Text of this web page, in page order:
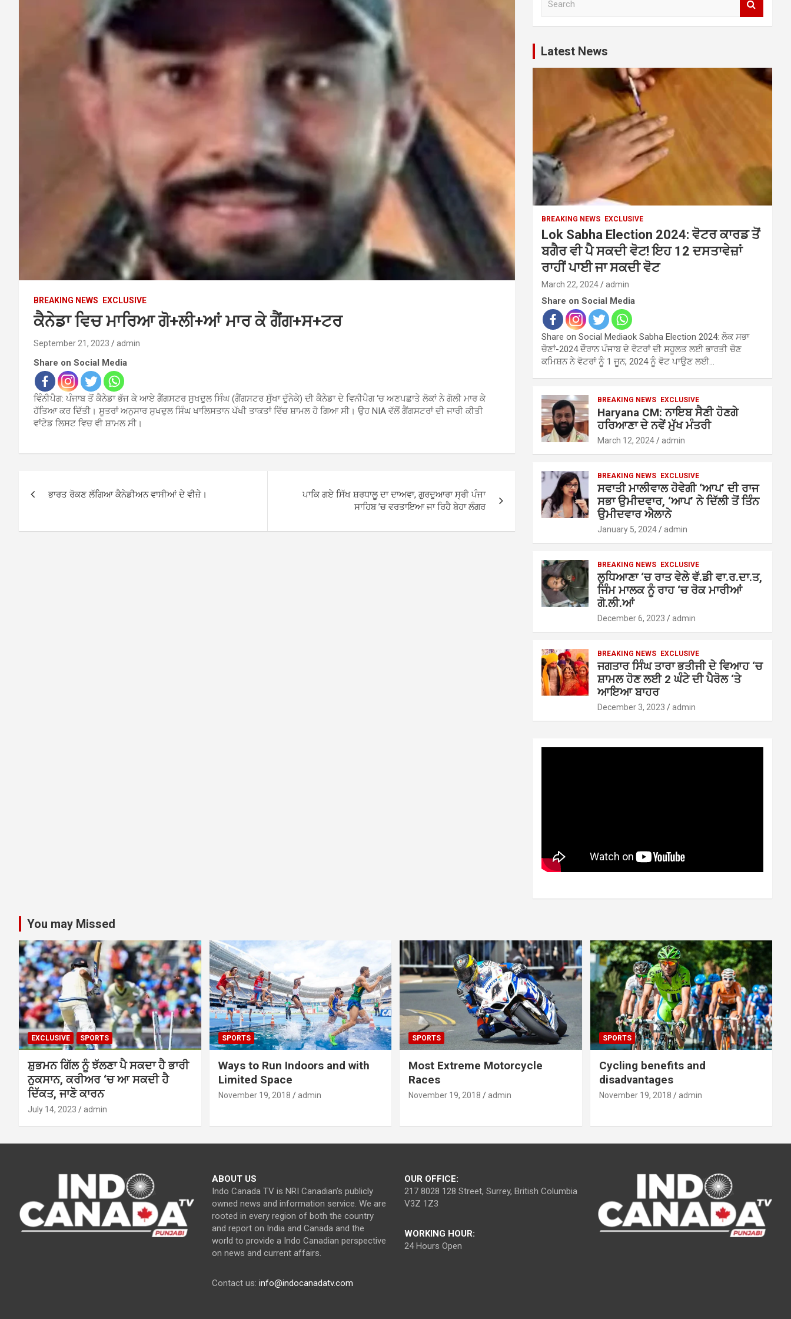
BREAKING NEWS EXCLUSIVE
ਕੈਨੇਡਾ ਵਿਚ ਮਾਰਿਆ ਗੋ+ਲੀ+ਆਂ ਮਾਰ ਕੇ ਗੈਂਗ+ਸ+ਟਰ
September 21, 2023 admin
Share on Social Media
ਵਿੰਨੀਪੈਗ: ਪੰਜਾਬ ਤੋਂ ਕੈਨੇਡਾ ਭੱਜ ਕੇ ਆਏ ਗੈਂਗਸਟਰ ਸੁਖਦੁਲ ਸਿੰਘ (ਗੈਂਗਸਟਰ ਸੁੱਖਾ ਦੁੱਨੇਕੇ) ਦੀ ਕੈਨੇਡਾ ਦੇ ਵਿਨੀਪੈਗ ‘ਚ ਅਣਪਛਾਤੇ ਲੋਕਾਂ ਨੇ ਗੋਲੀ ਮਾਰ ਕੇ
ਹੱਤਿਆ ਕਰ ਦਿੱਤੀ। ਸੂਤਰਾਂ ਅਨੁਸਾਰ ਸੁਖਦੁਲ ਸਿੰਘ ਖਾਲਿਸਤਾਨ ਪੱਖੀ ਤਾਕਤਾਂ ਵਿੱਚ ਸ਼ਾਮਲ ਹੋ ਗਿਆ ਸੀ। ਉਹ NIA ਵੱਲੋਂ ਗੈਂਗਸਟਰਾਂ ਦੀ ਜਾਰੀ ਕੀਤੀ
ਵਾਂਟੇਡ ਲਿਸਟ ਵਿਚ ਵੀ ਸ਼ਾਮਲ ਸੀ।
ਭਾਰਤ ਰੋਕਣ ਲੱਗਿਆ ਕੈਨੇਡੀਅਨ ਵਾਸੀਆਂ ਦੇ ਵੀਜ਼ੇ।
ਪਾਕਿ ਗਏ ਸਿੱਖ ਸ਼ਰਧਾਲੂ ਦਾ ਦਾਅਵਾ, ਗੁਰਦੁਆਰਾ ਸ੍ਰੀ ਪੰਜਾ
ਸਾਹਿਬ ’ਚ ਵਰਤਾਇਆ ਜਾ ਰਿਹੈ ਬੇਹਾ ਲੰਗਰ
c
h
Latest News
BREAKING NEWS EXCLUSIVE
Lok Sabha Election 2024: ਵੋਟਰ ਕਾਰਡ ਤੋਂ
ਬਗੈਰ ਵੀ ਪੈ ਸਕਦੀ ਵੋਟ! ਇਹ 12 ਦਸਤਾਵੇਜ਼ਾਂ
ਰਾਹੀਂ ਪਾਈ ਜਾ ਸਕਦੀ ਵੋਟ
March 22, 2024 admin
Share on Social Media
Share on Social Mediaok Sabha Election 2024: ਲੋਕ ਸਭਾ
ਚੋਣਾਂ-2024 ਦੌਰਾਨ ਪੰਜਾਬ ਦੇ ਵੋਟਰਾਂ ਦੀ ਸਹੂਲਤ ਲਈ ਭਾਰਤੀ ਚੋਣ
ਕਮਿਸ਼ਨ ਨੇ ਵੋਟਰਾਂ ਨੂੰ 1 ਜੂਨ, 2024 ਨੂੰ ਵੋਟ ਪਾਉਣ ਲਈ…
BREAKING NEWS EXCLUSIVE
Haryana CM: ਨਾਇਬ ਸੈਣੀ ਹੋਣਗੇ
ਹਰਿਆਣਾ ਦੇ ਨਵੇਂ ਮੁੱਖ ਮੰਤਰੀ
March 12, 2024 admin
BREAKING NEWS EXCLUSIVE
ਸਵਾਤੀ ਮਾਲੀਵਾਲ ਹੋਵੇਗੀ ‘ਆਪ’ ਦੀ ਰਾਜ
ਸਭਾ ਉਮੀਦਵਾਰ, ‘ਆਪ’ ਨੇ ਦਿੱਲੀ ਤੋਂ ਤਿੰਨ
ਉਮੀਦਵਾਰ ਐਲਾਨੇ
January 5, 2024 admin
BREAKING NEWS EXCLUSIVE
ਲੁਧਿਆਣਾ ‘ਚ ਰਾਤ ਵੇਲੇ ਵੱ.ਡੀ ਵਾ.ਰ.ਦਾ.ਤ,
ਜਿੰਮ ਮਾਲਕ ਨੂੰ ਰਾਹ ‘ਚ ਰੋਕ ਮਾਰੀਆਂ
ਗੋ.ਲੀ.ਆਂ
December 6, 2023 admin
BREAKING NEWS EXCLUSIVE
ਜਗਤਾਰ ਸਿੰਘ ਤਾਰਾ ਭਤੀਜੀ ਦੇ ਵਿਆਹ ‘ਚ
ਸ਼ਾਮਲ ਹੋਣ ਲਈ 2 ਘੰਟੇ ਦੀ ਪੈਰੋਲ ‘ਤੇ
ਆਇਆ ਬਾਹਰ
December 3, 2023 admin
You may Missed
EXCLUSIVE SPORTS
ਸ਼ੁਭਮਨ ਗਿੱਲ ਨੂੰ ਝੱਲਣਾ ਪੈ ਸਕਦਾ ਹੈ ਭਾਰੀ
ਨੁਕਸਾਨ, ਕਰੀਅਰ ‘ਚ ਆ ਸਕਦੀ ਹੈ
ਦਿੱਕਤ, ਜਾਣੋ ਕਾਰਨ
July 14, 2023 admin
SPORTS
Ways to Run Indoors and with
Limited Space
November 19, 2018 admin
SPORTS
Most Extreme Motorcycle
Races
November 19, 2018 admin
SPORTS
Cycling benefits and
disadvantages
November 19, 2018 admin
ABOUT US
Indo Canada TV is NRI Canadian’s publicly
owned news and information service. We are
rooted in every region of both the country
and report on India and Canada and the
world to provide a Indo Canadian perspective
on news and current affairs.
Contact us: info@indocanadatv.com
OUR OFFICE:
217 8028 128 Street, Surrey, British Columbia
V3Z 1Z3
WORKING HOUR:
24 Hours Open